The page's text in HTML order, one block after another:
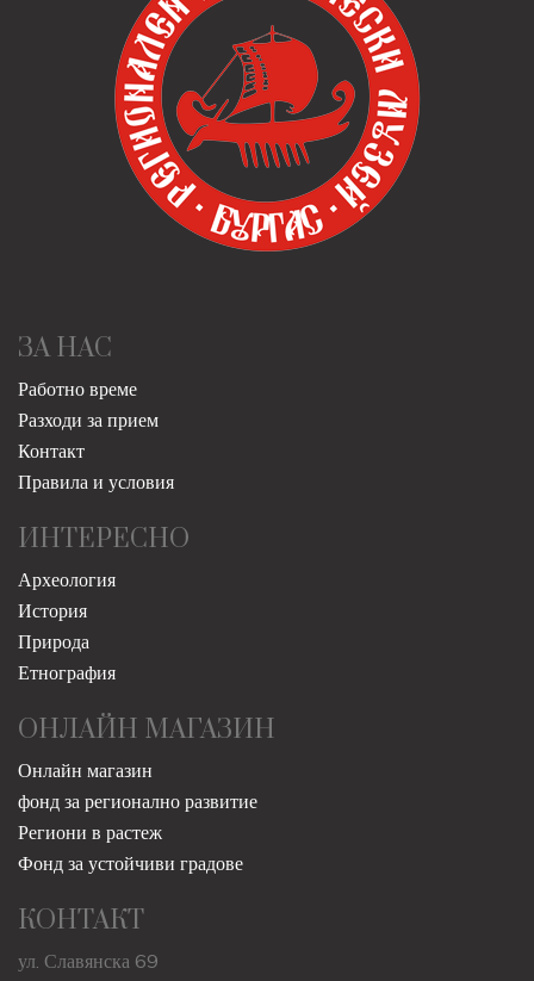
ЗА НАС
Работно време
Разходи за прием
Контакт
Правила и условия
ИНТЕРЕСНО
Археология
История
Природа
Етнография
ОНЛАЙН МАГАЗИН
Онлайн магазин
фонд за регионално развитие
Региони в растеж
Фонд за устойчиви градове
КОНТАКТ
ул. Славянска 69